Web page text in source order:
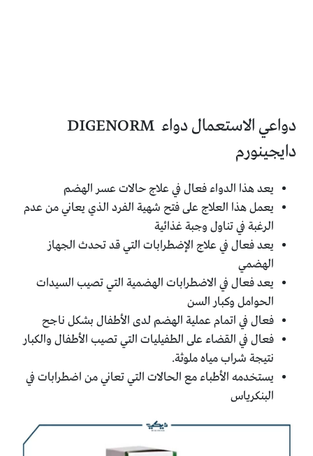
دواعي الاستعمال دواء DIGENORM
دايجينورم
يعد هذا الدواء فعال في علاج حالات عسر الهضم
يعمل هذا العلاج على فتح شهية الفرد الذي يعاني من عدم
الرغبة في تناول وجبة غذائية
يعد فعال في علاج الإضطرابات التي قد تحدث الجهاز
الهضمي
يعد فعال في الاضطرابات الهضمية التي تصيب السيدات
الحوامل وكبار السن
فعال في اتمام عملية الهضم لدى الأطفال بشكل ناجح
فعال في القضاء على الطفيليات التي تصيب الأطفال والكبار
نتيجة شراب مياه ملوثة.
يستخدمه الأطباء مع الحالات التي تعاني من اضطرابات في
البنكرياس